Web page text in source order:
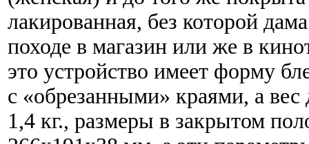
лакированная, без которой
походе в магазин или же в
это устройство имеет форму
с «обрезанными» краями, а вес
1,4 кг., размеры в закрытом